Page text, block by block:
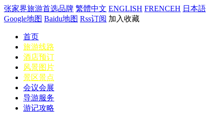
张家界旅游首选品牌 繁體中文 ENGLISH FRENCEH 日本語
Google地图 Baidu地图 Rss订阅 加入收藏
首页
旅游线路
酒店预订
风景图片
景区景点
会议会展
导游服务
游记攻略